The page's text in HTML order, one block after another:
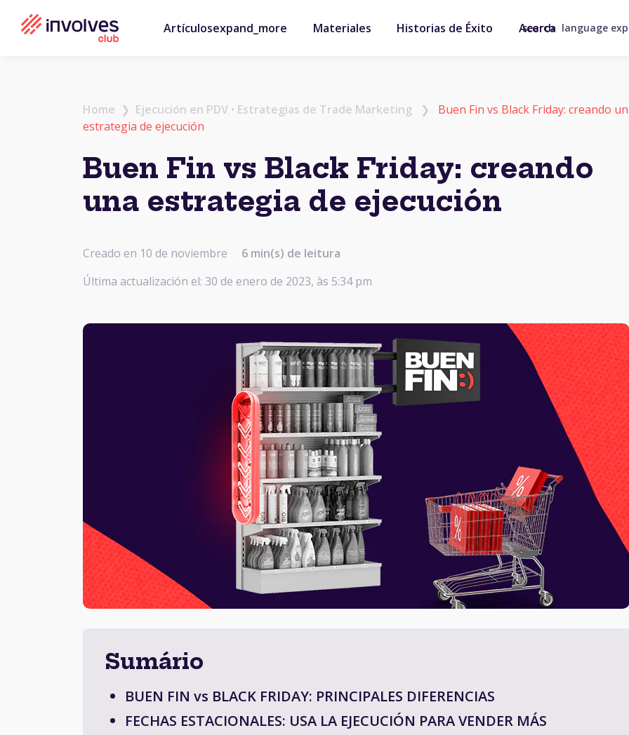
Artículosexpand_more Materiales Historias de Éxito Acerca
search language
Home ❯ Ejecución en PDV • Estrategias de Trade Marketing ❯ Buen Fin vs Black Friday: creando
estrategia de ejecución
Buen Fin vs Black Friday: creando
una estrategia de ejecución
Creado en 10 de noviembre 6 min(s) de leitura
Última actualización el: 30 de enero de 2023, às 5:34 pm
Sumário
BUEN FIN vs BLACK FRIDAY: PRINCIPALES DIFERENCIAS
FECHAS ESTACIONALES: USA LA EJECUCIÓN PARA VENDER MÁS